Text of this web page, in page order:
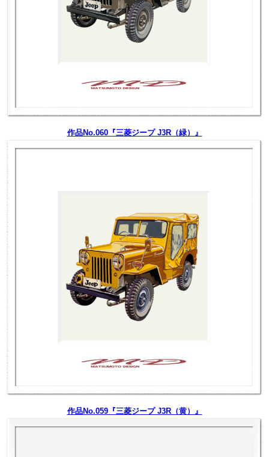
作品No.060『三菱ジープ J3R（緑）』
作品No.059『三菱ジープ J3R（黄）』